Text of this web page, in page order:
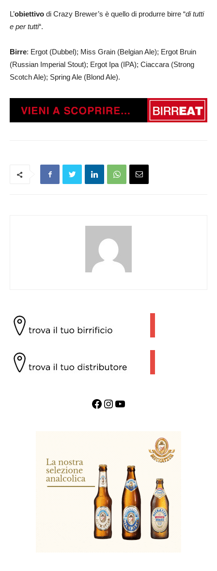
L’obiettivo di Crazy Brewer’s è quello di produrre birre “di tutti
e per tutti“.
Birre: Ergot (Dubbel); Miss Grain (Belgian Ale); Ergot Bruin
(Russian Imperial Stout); Ergot Ipa (IPA); Ciaccara (Strong
Scotch Ale); Spring Ale (Blond Ale).
Facebook InstagramYouTube